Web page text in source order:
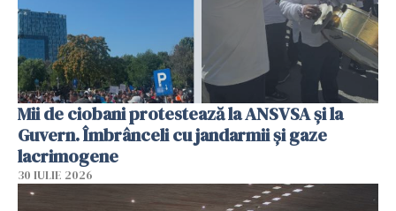
Mii de ciobani protestează la ANSVSA și la
Guvern. Îmbrânceli cu jandarmii și gaze
lacrimogene
30 IULIE 2026